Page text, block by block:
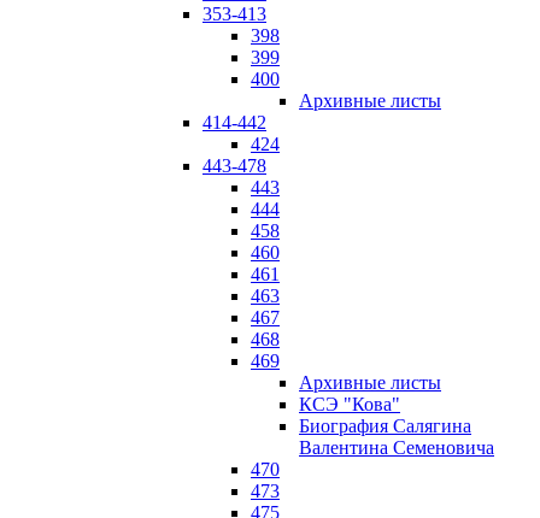
353-413
398
399
400
Архивные листы
414-442
424
443-478
443
444
458
460
461
463
467
468
469
Архивные листы
КСЭ "Кова"
Биография Салягина
Валентина Семеновича
470
473
475